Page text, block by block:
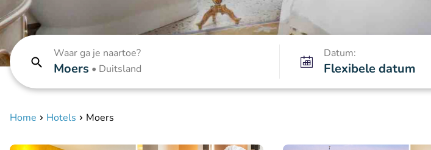
Waar ga je naartoe?
Moers • Duitsland
Datum:
Flexibele datum
Home Hotels Moers